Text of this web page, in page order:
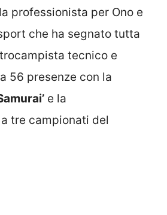
professionista per Ono e
che ha segnato tutta
tecnico e
56 presenze con la
e la
tre campionati del